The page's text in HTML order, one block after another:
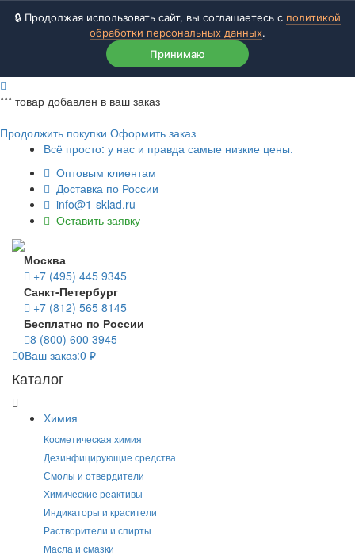
🔒 Продолжая использовать сайт, вы соглашаетесь с политикой
обработки персональных данных.
Принимаю
*** товар добавлен в ваш заказ
Продолжить покупки Оформить заказ
Всё просто: у нас и правда самые низкие цены.
Оптовым клиентам
Доставка по России
info@1-sklad.ru
Оставить заявку
Москва
+7 (495) 445 9345
Санкт-Петербург
+7 (812) 565 8145
Бесплатно по России
8 (800) 600 3945
0Ваш заказ:0 ₽
Каталог
Химия
Косметическая химия
Дезинфицирующие средства
Смолы и отвердители
Химические реактивы
Индикаторы и красители
Растворители и спирты
Масла и смазки